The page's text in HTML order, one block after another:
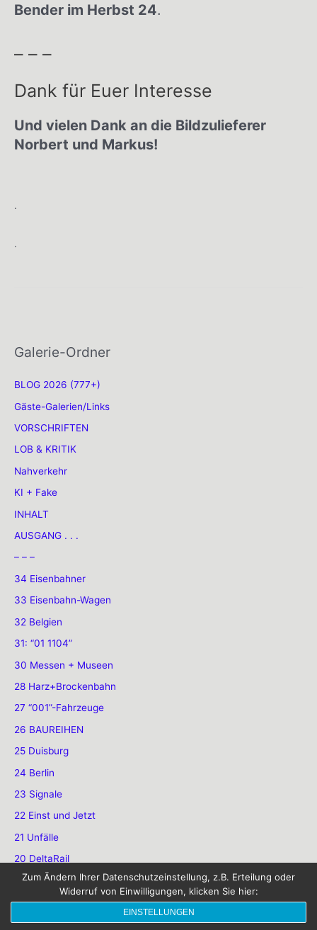
Galerie-Ordner
BLOG 2026 (777+)
Gäste-Galerien/Links
VORSCHRIFTEN
LOB & KRITIK
Nahverkehr
KI + Fake
INHALT
AUSGANG . . .
– – –
34 Eisenbahner
33 Eisenbahn-Wagen
32 Belgien
31: “01 1104”
30 Messen + Museen
28 Harz+Brockenbahn
27 “001”-Fahrzeuge
26 BAUREIHEN
25 Duisburg
24 Berlin
23 Signale
22 Einst und Jetzt
21 Unfälle
20 DeltaRail
19 Altpapier
18 Vor der Haustür
17 Lok-Portraits
Bender im Herbst 24.
– – –
Dank für Euer Interesse
Und vielen Dank an die Bildzulieferer
Norbert und Markus!
.
.
Zum Ändern Ihrer Datenschutzeinstellung, z.B. Erteilung oder
Widerruf von Einwilligungen, klicken Sie hier:
EINSTELLUNGEN